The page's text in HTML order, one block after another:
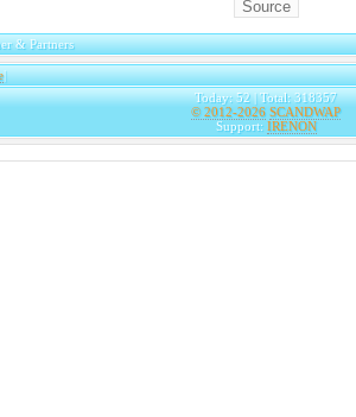
& Partners
|
Today: 52 | Total: 318357
© 2012-2026 SCANDWAP
Support: IRENON